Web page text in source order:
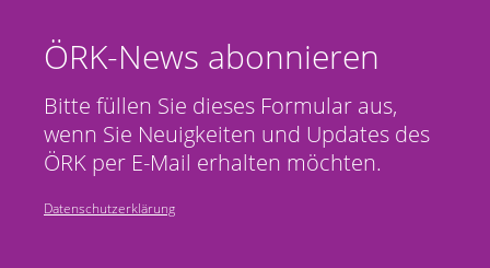
ÖRK-News abonnieren
Bitte füllen Sie dieses Formular aus,
wenn Sie Neuigkeiten und Updates des
ÖRK per E-Mail erhalten möchten.
Datenschutzerklärung